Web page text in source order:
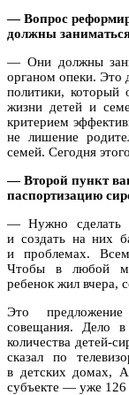
— Вопрос
должны
— Они должны
органом опеки. Это
политики, который
жизни детей и
критерием
не лишение
семей. Сегодня
— Второй пункт
паспортизацию
— Нужно сделать
и создать на них
и проблемах.
Чтобы в любой
ребенок жил вчера,
Это
совещания. Дело
количества детей-
сказал по
в детских домах,
субъекте — уже 126